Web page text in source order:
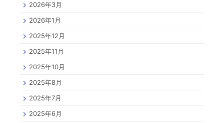
2026年3月
2026年1月
2025年12月
2025年11月
2025年10月
2025年8月
2025年7月
2025年6月